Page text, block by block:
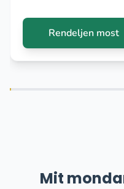
Rendeljen most
Mit